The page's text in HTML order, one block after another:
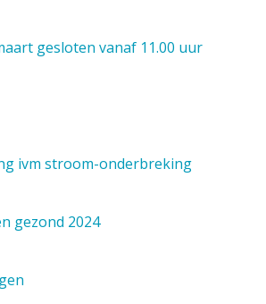
gesloten vanaf 11.00 uur
ivm stroom-onderbreking
gezond 2024